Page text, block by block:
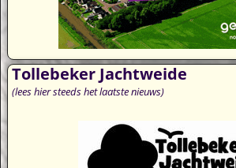
Tollebeker Jachtweide
(lees hier steeds het laatste nieuws)